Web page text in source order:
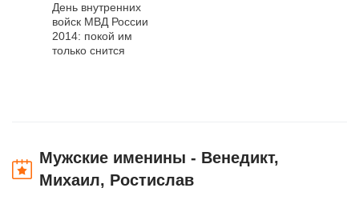
День внутренних
войск МВД России
2014: покой им
только снится
Мужские именины - Венедикт,
Михаил, Ростислав